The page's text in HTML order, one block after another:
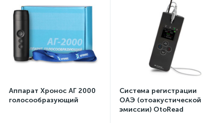
Аппарат Хронос АГ 2000
голосообразующий
Система регистрации
ОАЭ (отоакустической
эмиссии) OtoRead